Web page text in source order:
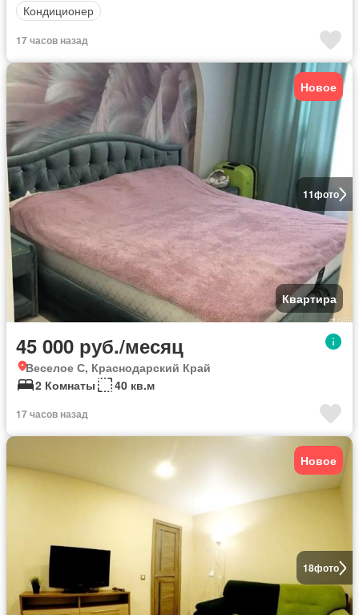
Кондиционер
17 часов назад
11фото
Новое
Квартира
45 000 руб./месяц
Веселое С, Краснодарский Край
2 Комнаты
40 кв.м
17 часов назад
18фото
Новое